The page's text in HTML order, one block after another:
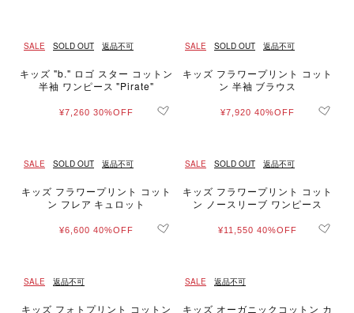
SALE SOLD OUT 返品不可
キッズ "b." ロゴ スター コットン
半袖 ワンピース "Pirate"
¥7,260 30%OFF
SALE SOLD OUT 返品不可
キッズ フラワープリント コット
ン 半袖 ブラウス
¥7,920 40%OFF
SALE SOLD OUT 返品不可
キッズ フラワープリント コット
ン フレア キュロット
¥6,600 40%OFF
SALE SOLD OUT 返品不可
キッズ フラワープリント コット
ン ノースリーブ ワンピース
¥11,550 40%OFF
SALE 返品不可
キッズ フォトプリント コットン
SALE 返品不可
キッズ オーガニックコットン カ